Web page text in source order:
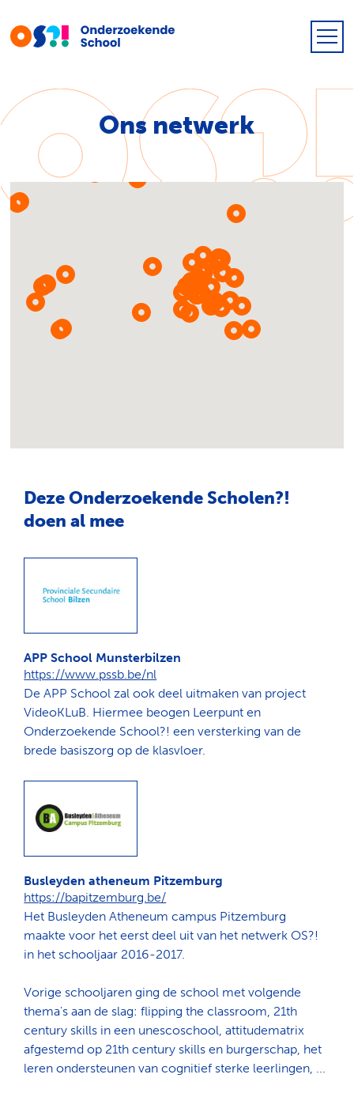
Ons netwerk
Deze Onderzoekende Scholen?!
doen al mee
APP School Munsterbilzen
https://www.pssb.be/nl
De APP School zal ook deel uitmaken van project
VideoKLuB. Hiermee beogen Leerpunt en
Onderzoekende School?! een versterking van de
brede basiszorg op de klasvloer.
Busleyden atheneum Pitzemburg
https://bapitzemburg.be/
Het Busleyden Atheneum campus Pitzemburg
maakte voor het eerst deel uit van het netwerk OS?!
in het schooljaar 2016-2017.
Vorige schooljaren ging de school met volgende
thema's aan de slag: flipping the classroom, 21th
century skills in een unescoschool, attitudematrix
afgestemd op 21th century skills en burgerschap, het
leren ondersteunen van cognitief sterke leerlingen, ...